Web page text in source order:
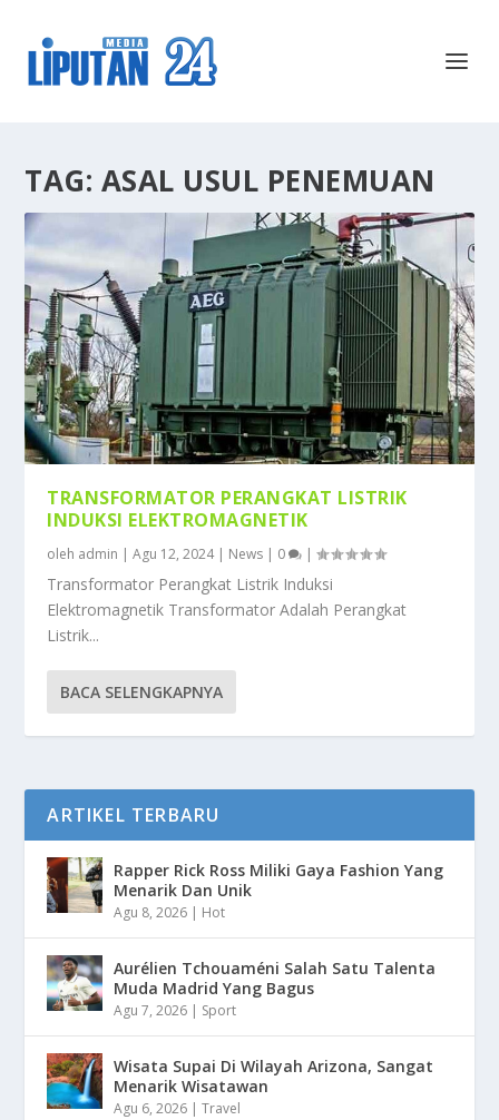
TAG: ASAL USUL PENEMUAN
TRANSFORMATOR PERANGKAT LISTRIK
INDUKSI ELEKTROMAGNETIK
oleh admin |Agu 12, 2024| News | 0 |
Transformator Perangkat Listrik Induksi
Elektromagnetik Transformator Adalah Perangkat
Listrik...
BACA SELENGKAPNYA
ARTIKEL TERBARU
Rapper Rick Ross Miliki Gaya Fashion Yang
Menarik Dan Unik
Agu 8, 2026 | Hot
Aurélien Tchouaméni Salah Satu Talenta
Muda Madrid Yang Bagus
Agu 7, 2026 | Sport
Wisata Supai Di Wilayah Arizona, Sangat
Menarik Wisatawan
Agu 6, 2026 |Travel